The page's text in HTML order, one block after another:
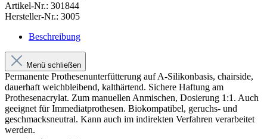
Artikel-Nr.: 301844
Hersteller-Nr.: 3005
Beschreibung
Menü schließen
Permanente Prothesenunterfütterung auf A-Silikonbasis, chairside,
dauerhaft weichbleibend, kalthärtend. Sichere Haftung am
Prothesenacrylat. Zum manuellen Anmischen, Dosierung 1:1. Auch
geeignet für Immediatprothesen. Biokompatibel, geruchs- und
geschmacksneutral. Kann auch im indirekten Verfahren verarbeitet
werden.